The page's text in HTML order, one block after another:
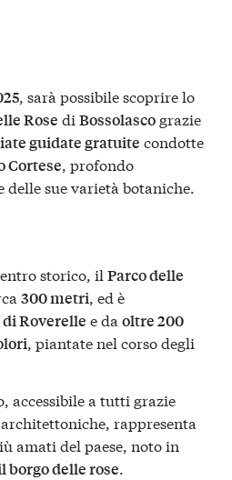
, sarà possibile scoprire lo
Rose di Bossolasco grazie
guidate gratuite condotte
Cortese, profondo
delle sue varietà botaniche.
storico, il Parco delle
300 metri, ed è
Roverelle e da oltre 200
, piantate nel corso degli
accessibile a tutti grazie
rappresenta
amati del paese, noto in
borgo delle rose